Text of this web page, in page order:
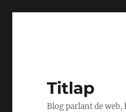
Titlap
Blog parlant de